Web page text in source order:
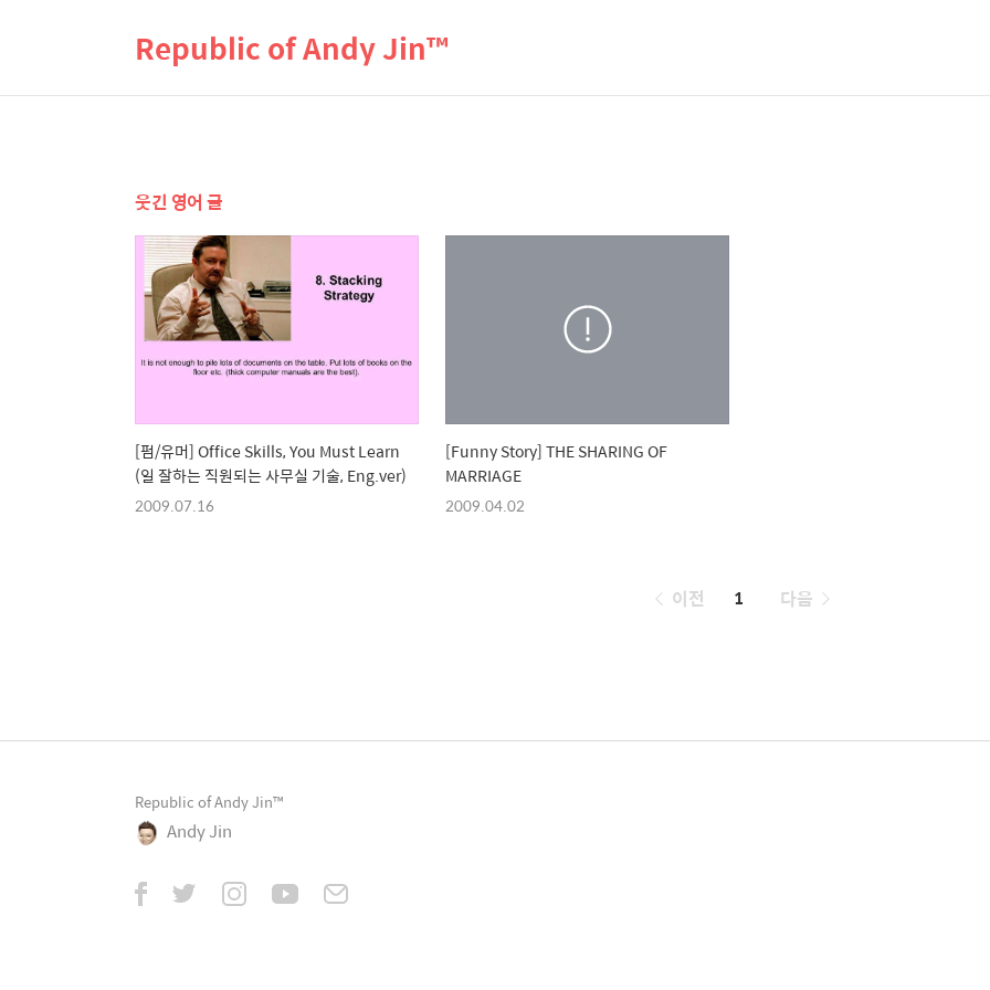
Republic of Andy Jin™
웃긴 영어 글
[펌/유머] Office Skills, You Must Learn
(일 잘하는 직원되는 사무실 기술, Eng.ver)
2009.07.16
[Funny Story] THE SHARING OF
MARRIAGE
2009.04.02
페
이전 1 다음
Republic of Andy Jin™
Andy Jin